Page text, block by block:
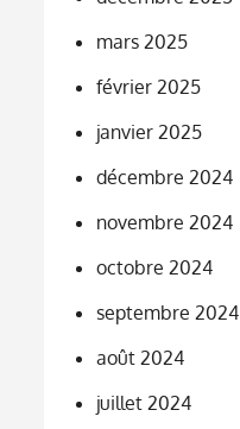
mars 2025
février 2025
janvier 2025
décembre 2024
novembre 2024
octobre 2024
septembre 2024
août 2024
juillet 2024